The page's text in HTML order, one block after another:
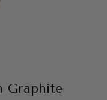
Graphite